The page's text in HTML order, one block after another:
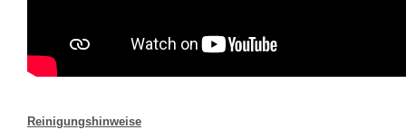
Reinigungshinweise